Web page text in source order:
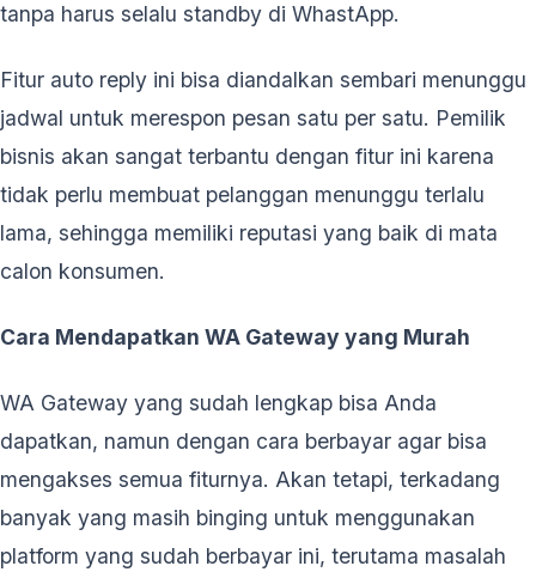
tanpa harus selalu standby di WhastApp.
Fitur auto reply ini bisa diandalkan sembari menunggu
jadwal untuk merespon pesan satu per satu. Pemilik
bisnis akan sangat terbantu dengan fitur ini karena
tidak perlu membuat pelanggan menunggu terlalu
lama, sehingga memiliki reputasi yang baik di mata
calon konsumen.
Cara Mendapatkan WA Gateway yang Murah
WA Gateway yang sudah lengkap bisa Anda
dapatkan, namun dengan cara berbayar agar bisa
mengakses semua fiturnya. Akan tetapi, terkadang
banyak yang masih binging untuk menggunakan
platform yang sudah berbayar ini, terutama masalah